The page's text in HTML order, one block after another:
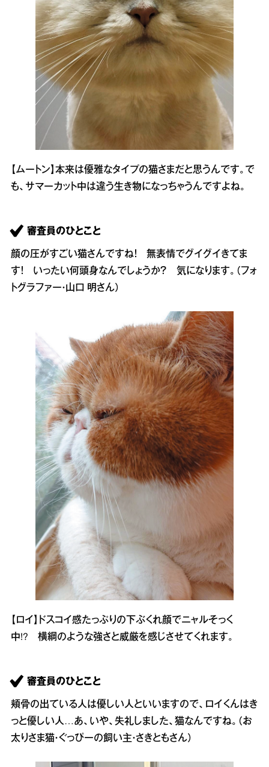
【ムートン】本来は優雅なタイプの猫さまだと思うんです。で
も、サマーカット中は違う生き物になっちゃうんですよね。
審査員のひとこと
顔の圧がすごい猫さんですね！ 無表情でグイグイきてま
す！ いったい何頭身なんでしょうか？ 気になります。（フォ
トグラファー・山口 明さん）
【ロイ】ドスコイ感たっぷりの下ぶくれ顔でニャルそっく
中!? 横綱のような強さと威厳を感じさせてくれます。
審査員のひとこと
頬骨の出ている人は優しい人といいますので、ロイくんはき
っと優しい人…あ、いや、失礼しました、猫なんですね。（お
太りさま猫・ぐっぴーの飼い主・さきともさん）